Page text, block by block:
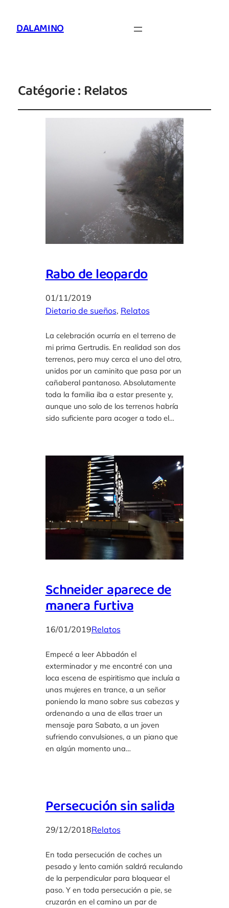
DALAMINO
Catégorie :Relatos
Rabo de leopardo
01/11/2019
Dietario de sueños, Relatos
La celebración ocurría en el terreno de
mi prima Gertrudis. En realidad son dos
terrenos, pero muy cerca el uno del otro,
unidos por un caminito que pasa por un
cañaberal pantanoso. Absolutamente
toda la familia iba a estar presente y,
aunque uno solo de los terrenos habría
sido suficiente para acoger a todo el…
Schneider aparece de
manera furtiva
16/01/2019Relatos
Empecé a leer Abbadón el
exterminador y me encontré con una
loca escena de espiritismo que incluía a
unas mujeres en trance, a un señor
poniendo la mano sobre sus cabezas y
ordenando a una de ellas traer un
mensaje para Sabato, a un joven
sufriendo convulsiones, a un piano que
en algún momento una…
Persecución sin salida
29/12/2018Relatos
En toda persecución de coches un
pesado y lento camión saldrá reculando
de la perpendicular para bloquear el
paso. Y en toda persecución a pie, se
cruzarán en el camino un par de